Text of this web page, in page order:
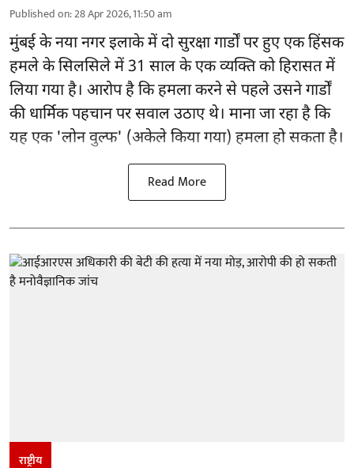
Published on:28 Apr 2026, 11:50 am
मुंबई के नया नगर इलाके में दो सुरक्षा गार्डों पर हुए एक हिंसक
हमले के सिलसिले में 31 साल के एक व्यक्ति को हिरासत में
लिया गया है। आरोप है किहमला करने से पहले उसने गार्डों
कीधार्मिक पहचान पर सवाल उठाए थे। माना जा रहा है कि
यह एक 'लोन वुल्फ' (अकेले किया गया) हमला हो सकता है।
Read More
राष्ट्रीय